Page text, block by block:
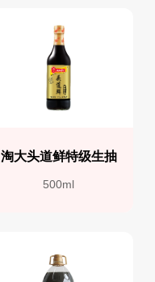
淘大头道鲜特级生抽
500ml